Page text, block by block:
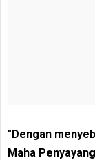
"Dengan
Maha